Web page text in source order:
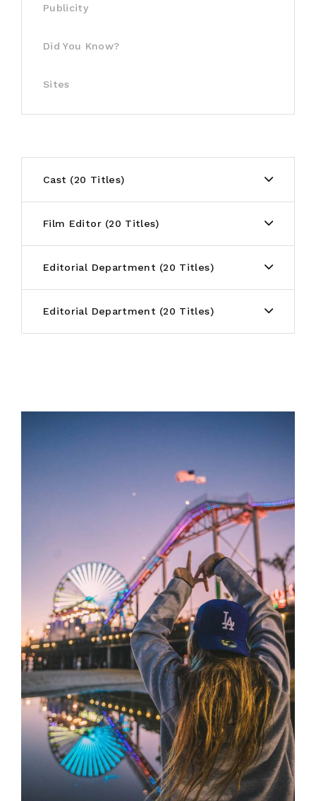
Publicity
Did You Know?
Sites
Cast 20 Titles
Film Editor 20 Titles
Editorial Department 20 Titles
Editorial Department 20 Titles